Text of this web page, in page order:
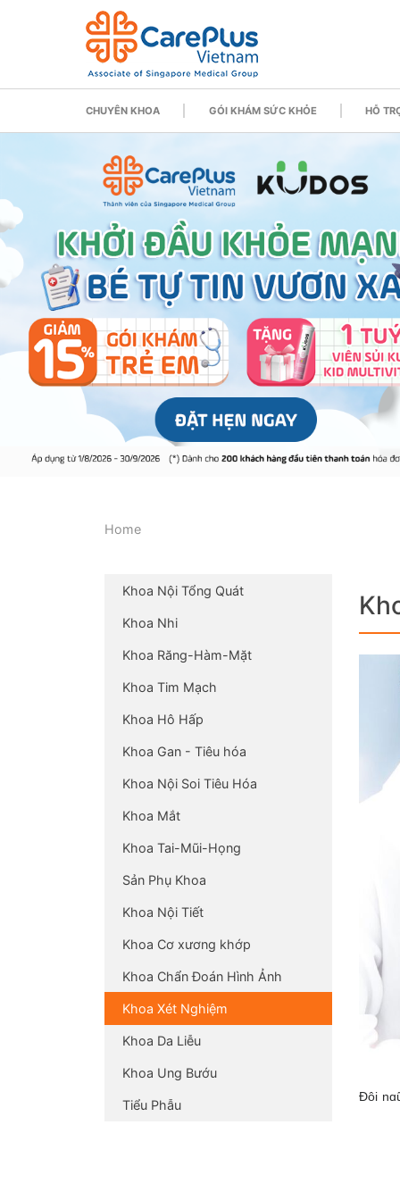
CHUYÊN KHOA GÓI KHÁM SỨC KHỎE HỖ
Home
Đội
Khoa Nội Tổng Quát
Khoa Nhi
Khoa Răng-Hàm-Mặt
Khoa Tim Mạch
Khoa Hô Hấp
Khoa Gan - Tiêu hóa
Khoa Nội Soi Tiêu Hóa
Khoa Mắt
Khoa Tai-Mũi-Họng
Sản Phụ Khoa
Khoa Nội Tiết
Khoa Cơ xương khớp
Khoa Chẩn Đoán Hình Ảnh
Khoa Xét Nghiệm
Khoa Da Liễu
Khoa Ung Bướu
Tiểu Phẫu